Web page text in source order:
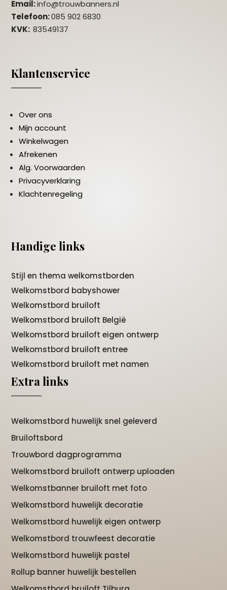
Email:info@trouwbanners.nl
Telefoon:085 902 6830
KVK:83549137
Klantenservice
Over ons
Mijn account
Winkelwagen
Afrekenen
Alg. Voorwaarden
Privacyverklaring
Klachtenregeling
Handige links
Stijl en thema welkomstborden
Welkomstbord babyshower
Welkomstbord bruiloft
Welkomstbord bruiloft België
Welkomstbord bruiloft eigen ontwerp
Welkomstbord bruiloft entree
Welkomstbord bruiloft met namen
Extra links
Welkomstbord huwelijk snel geleverd
Bruiloftsbord
Trouwbord dagprogramma
Welkomstbord bruiloft ontwerp uploaden
Welkomstbanner bruiloft met foto
Welkomstbord huwelijk decoratie
Welkomstbord huwelijk eigen ontwerp
Welkomstbord trouwfeest decoratie
Welkomstbord huwelijk pastel
Rollup banner huwelijk bestellen